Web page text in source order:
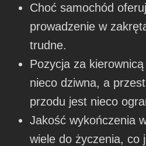
Choć samochód
prowadzenie w
trudne.
Pozycja za
nieco dziwna, a
przodu jest nieco
Jakość wykończenia
wiele do życzenia, co